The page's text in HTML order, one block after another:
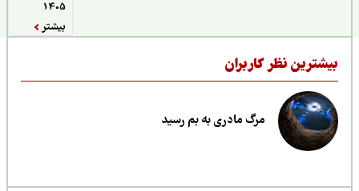
نظر کاربران
مرگ مادری به بم رسید